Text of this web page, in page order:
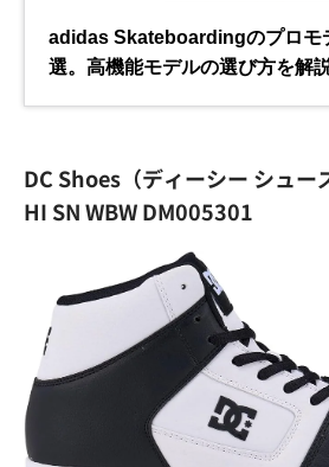
DC Shoes（ディーシー シュー
HI SN WBW DM005301